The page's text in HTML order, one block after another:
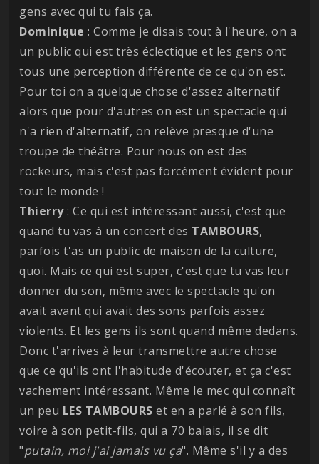
gens avec qui tu fais ça.
Dominique : Comme je disais tout à l'heure, on a
un public qui est très éclectique et les gens ont
tous une perception différente de ce qu'on est.
Pour toi on a quelque chose d'assez alternatif
alors que pour d'autres on est un spectacle qui
n'a rien d'alternatif, on relève presque d'une
troupe de théâtre. Pour nous on est des
rockeurs, mais c'est pas forcément évident pour
tout le monde !
Thierry: Ce qui est intéressant aussi, c'est que
quand tu vas à un concert des TAMBOURS,
parfois t'as un public de maison de la culture,
quoi. Mais ce qui est super, c'est que tu vas leur
donner du son, même avec le spectacle qu'on
avait avant qui avait des sons parfois assez
violents. Et les gens ils sont quand même dedans.
Donc t'arrives à leur transmettre autre chose
que ce qu'ils ont l'habitude d'écouter, et ça c'est
vachement intéressant. Même le mec qui connaît
un peu LES TAMBOURS et en a parlé à son fils,
voire à son petit-fils, qui a 70 balais, il se dit
"putain, moi j'ai jamais vu ça". Même s'il y a des